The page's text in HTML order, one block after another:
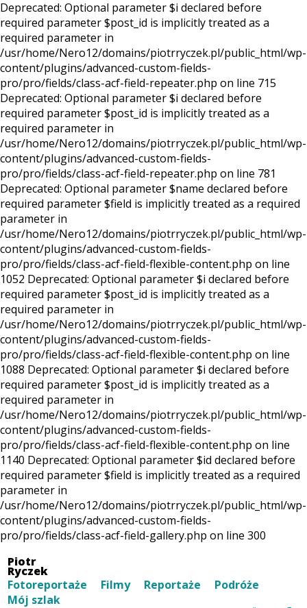
Deprecated: Optional parameter $i declared before
required parameter $post_id is implicitly treated as a
required parameter in
/usr/home/Nero12/domains/piotrryczek.pl/public_html/wp-
content/plugins/advanced-custom-fields-
pro/pro/fields/class-acf-field-repeater.php on line 715
Deprecated: Optional parameter $i declared before
required parameter $post_id is implicitly treated as a
required parameter in
/usr/home/Nero12/domains/piotrryczek.pl/public_html/wp-
content/plugins/advanced-custom-fields-
pro/pro/fields/class-acf-field-repeater.php on line 781
Deprecated: Optional parameter $name declared before
required parameter $field is implicitly treated as a required
parameter in
/usr/home/Nero12/domains/piotrryczek.pl/public_html/wp-
content/plugins/advanced-custom-fields-
pro/pro/fields/class-acf-field-flexible-content.php on line
1052 Deprecated: Optional parameter $i declared before
required parameter $post_id is implicitly treated as a
required parameter in
/usr/home/Nero12/domains/piotrryczek.pl/public_html/wp-
content/plugins/advanced-custom-fields-
pro/pro/fields/class-acf-field-flexible-content.php on line
1088 Deprecated: Optional parameter $i declared before
required parameter $post_id is implicitly treated as a
required parameter in
/usr/home/Nero12/domains/piotrryczek.pl/public_html/wp-
content/plugins/advanced-custom-fields-
pro/pro/fields/class-acf-field-flexible-content.php on line
1140 Deprecated: Optional parameter $id declared before
required parameter $field is implicitly treated as a required
parameter in
/usr/home/Nero12/domains/piotrryczek.pl/public_html/wp-
content/plugins/advanced-custom-fields-
pro/pro/fields/class-acf-field-gallery.php on line 300
Piotr
Ryczek
Fotoreportaże
Filmy Reportaże
Podróże
Mój szlak